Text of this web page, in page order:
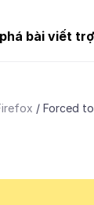
bài viết
Forced